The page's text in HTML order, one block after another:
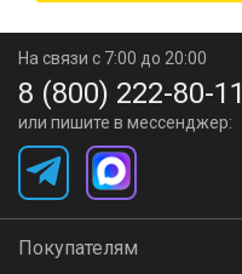
На связи с 7:00 до 20:00
8 (800) 222-80-11
или пишите в мессенджер:
Покупателям